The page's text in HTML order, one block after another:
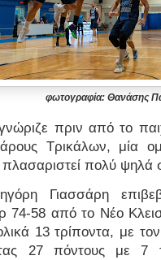
φωτογραφία: Θανάσης
πριν από το
Τρικάλων, μία
πλασαριστεί πολύ ψηλά
Γιασσάρη
58 από το Νέο
13 τρίποντα, με
27 πόντους με 7